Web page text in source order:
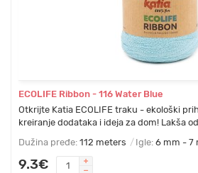
ECOLIFE Ribbon - 116 Water Blue
Otkrijte Katia ECOLIFE traku - ekološki
kreiranje dodataka i ideja za dom! Lakša od
Dužina pređe: 112 meters Igle: 6 mm - 7
9.3€